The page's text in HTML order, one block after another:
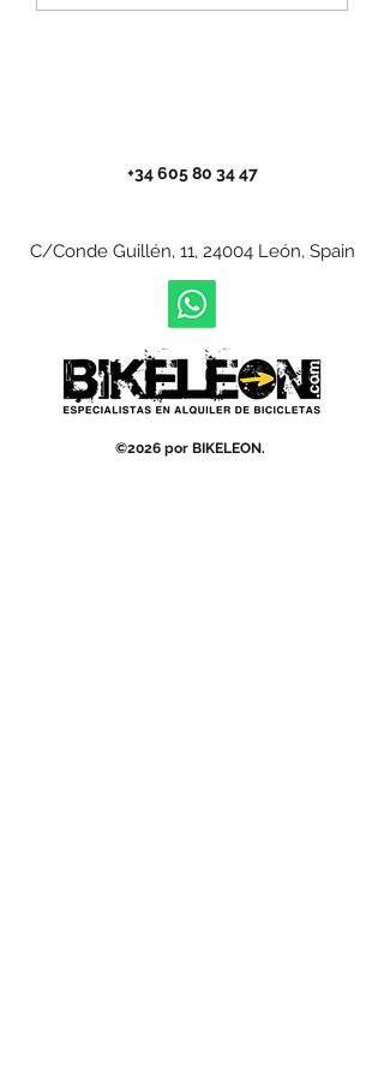
+34 605 80 34 47
C/Conde Guillén, 11, 24004 León, Spain
©2026 por BIKELEON.